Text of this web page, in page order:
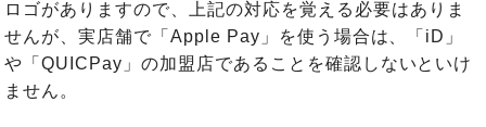
ロゴがありますので、上記の対応を覚える必要はありま
せんが、実店舗で「Apple Pay」を使う場合は、「iD」
や「QUICPay」の加盟店であることを確認しないといけ
ません。